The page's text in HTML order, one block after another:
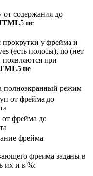
от содержания до
не
прокрутки у фрейма и
(есть полосы), no (нет
появляются при
не
полноэкранный режим
от фрейма до
от фрейма до
фрейма
фрейма заданы в
их и в %: